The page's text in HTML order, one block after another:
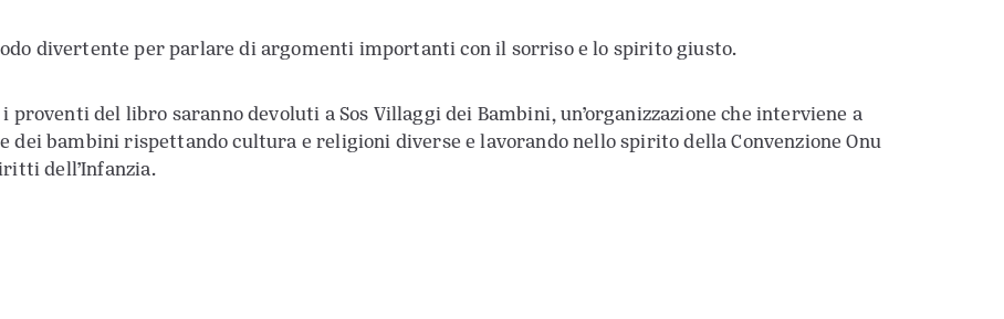
divertente per parlare di argomenti importanti con il sorriso e lo spirito giusto.
proventi del libro saranno devoluti a Sos Villaggi dei Bambini, un’organizzazione che interviene a
dei bambini rispettando cultura e religioni diverse e lavorando nello spirito della Convenzione Onu
dell’Infanzia.